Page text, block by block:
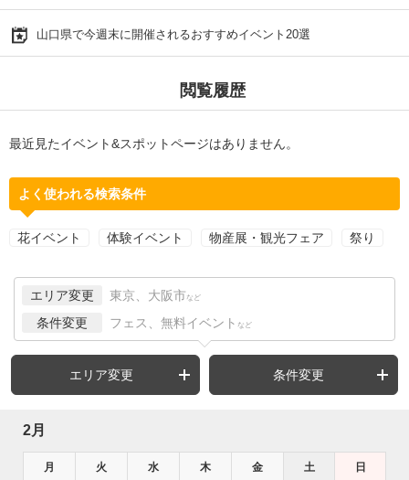
山口県で今週末に開催されるおすすめイベント20選
閲覧履歴
最近見たイベント&スポットページはありません。
よく使われる検索条件
花イベント 体験イベント 物産展・観光フェア 祭り
エリア変更 東京、大阪市 など
条件変更 フェス、無料イベント など
エリア変更 条件変更
2月
月 火 水 木 金 土 日